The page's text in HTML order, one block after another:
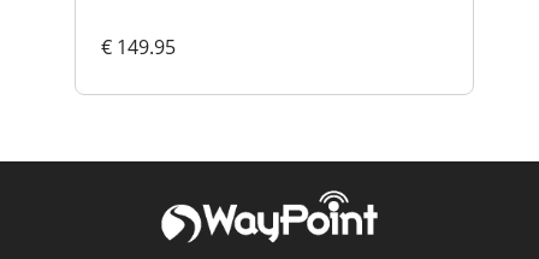
€ 149.95